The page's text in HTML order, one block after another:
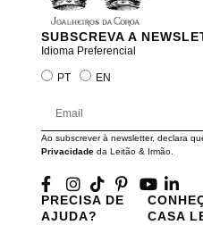
SUBSCREVA A
Idioma Preferencial
PT EN
Ao subscrever à newsletter, declara
Privacidade da Leitão & Irmão.
PRECISA DE
AJUDA?
CASA